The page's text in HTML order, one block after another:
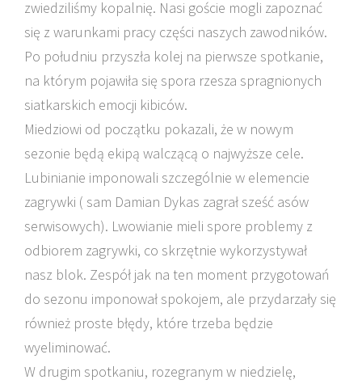
zwiedziliśmy kopalnię. Nasi goście mogli zapoznać
się z warunkami pracy części naszych zawodników.
Po południu przyszła kolej na pierwsze spotkanie,
na którym pojawiła się spora rzesza spragnionych
siatkarskich emocji kibiców.
Miedziowi od początku pokazali, że w nowym
sezonie będą ekipą walczącą o najwyższe cele.
Lubinianie imponowali szczególnie w elemencie
zagrywki ( sam Damian Dykas zagrał sześć asów
serwisowych). Lwowianie mieli spore problemy z
odbiorem zagrywki, co skrzętnie wykorzystywał
nasz blok. Zespół jak na ten moment przygotowań
do sezonu imponował spokojem, ale przydarzały się
również proste błędy, które trzeba będzie
wyeliminować.
W drugim spotkaniu, rozegranym w niedzielę,